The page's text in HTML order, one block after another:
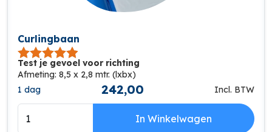
Curlingbaan
1 dag 242,00 Incl. BTW
Test je gevoel voor richting
Afmeting: 8,5 x 2,8 mtr. (lxbx)
In Winkelwagen